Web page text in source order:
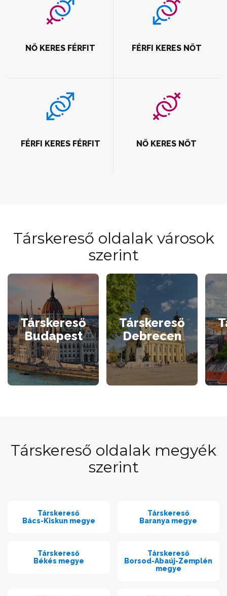
NŐ KERES FÉRFIT FÉRFI KERES NŐT
FÉRFI KERES FÉRFIT NŐ KERES NŐT
Társkereső oldalak városok
szerint
Társkereső
Budapest
Társkereső
Debrecen
Társkereső oldalak megyék
szerint
Társkereső
Bács-Kiskun megye
Társkereső
Baranya megye
Társkereső
Békés megye
Társkereső
Borsod-Abaúj-Zemplén
megye